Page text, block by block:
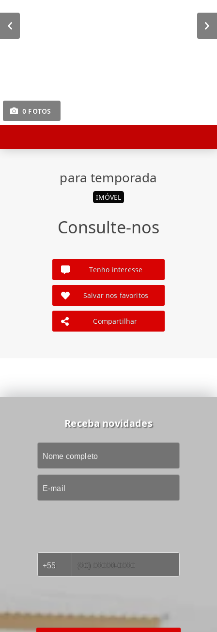
0 FOTOS
para temporada
IMÓVEL
Consulte-nos
Tenho interesse
Salvar nos favoritos
Compartilhar
Receba novidades